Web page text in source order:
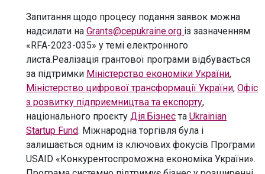
Запитання щодо процесу подання заявок можна
надсилати на Grants@cepukraine.org із зазначенням
«RFA-2023-035» у темі електронного
листа.Реалізація грантової програми відбувається
за підтримки Міністерство економіки України,
Міністерство цифрової трансформації України, Офіс
з розвитку підприємництва та експорту,
національного проєкту Дія.Бізнес та Ukrainian
Startup Fund. Міжнародна торгівля була і
залишається одним із ключових фокусів Програми
USAID «Конкурентоспроможна економіка України».